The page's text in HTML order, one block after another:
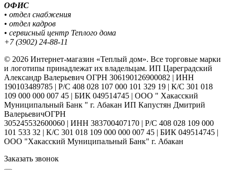
ОФИС
• отдел снабжения
• отдел кадров
• сервисный центр Теплого дома
+7 (3902) 24-88-11
© 2026 Интернет-магазин «Теплый дом». Все торговые марки
и логотипы принадлежат их владельцам. ИП Цареградский
Александр Валерьевич ОГРН 306190126900082 | ИНН
190103489785 | Р/С 408 028 107 000 101 329 19 | К/С 301 018
109 000 000 007 45 | БИК 049514745 | ООО " Хакасский
Муниципальный Банк " г. Абакан ИП Капустян Дмитрий
ВалерьевичОГРН
305245532600060 | ИНН 383700407170 | Р/С 408 028 109 000
101 533 32 | К/С 301 018 109 000 000 007 45 | БИК 049514745 |
ООО "Хакасский Муниципальный Банк" г. Абакан
Заказать звонок